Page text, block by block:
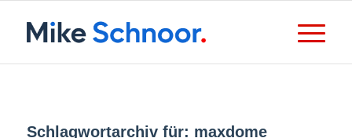
Schlagwortarchiv für: maxdome